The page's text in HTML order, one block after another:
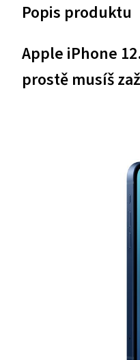
Popis produktu
Apple iPhone
prostě musíš